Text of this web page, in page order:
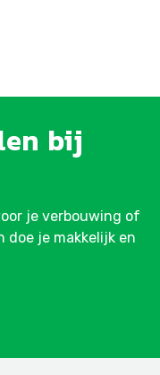
bij
je verbouwing of
je makkelijk en